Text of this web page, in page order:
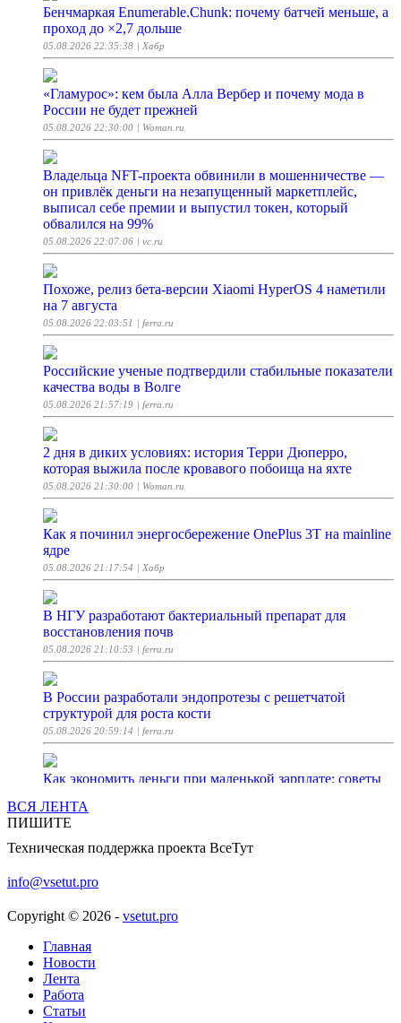
Бенчмаркая Enumerable.Chunk: почему батчей меньше, а
проход до ×2,7 дольше
05.08.2026 22:35:38 | Хабр
«Гламурос»: кем была Алла Вербер и почему мода в
России не будет прежней
05.08.2026 22:30:00 | Woman.ru
Владельца NFT-проекта обвинили в мошенничестве —
он привлёк деньги на незапущенный маркетплейс,
выписал себе премии и выпустил токен, который
обвалился на 99%
05.08.2026 22:07:06 | vc.ru
Похоже, релиз бета-версии Xiaomi HyperOS 4 наметили
на 7 августа
05.08.2026 22:03:51 | ferra.ru
Российские ученые подтвердили стабильные показатели
качества воды в Волге
05.08.2026 21:57:19 | ferra.ru
2 дня в диких условиях: история Терри Дюперро,
которая выжила после кровавого побоища на яхте
05.08.2026 21:30:00 | Woman.ru
Как я починил энергосбережение OnePlus 3T на mainline
ядре
05.08.2026 21:17:54 | Хабр
В НГУ разработают бактериальный препарат для
восстановления почв
05.08.2026 21:10:53 | ferra.ru
В России разработали эндопротезы с решетчатой
структурой для роста кости
05.08.2026 20:59:14 | ferra.ru
Как экономить деньги при маленькой зарплате: советы
Microsoft разрешит запускать игры с Xbox 360 на ПК
Что мы знаем о 19-летней сестре Мии Бойки: мечтает о
большом кино, поет и покоряет реалити-шоу
05.08.2026 20:30:14
Российский квадрокоптер с ИИ научили искать
незарегистрированные суда
ВСЯ ЛЕНТА
ПИШИТЕ
Техническая поддержка проекта ВсеТут
info@vsetut.pro
Copyright © 2026 - vsetut.pro
Главная
Новости
Лента
Работа
Статьи